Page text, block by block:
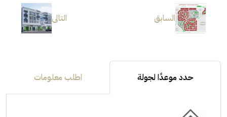
السابق التالى
حدد موعدًا لجولة اطلب معلومات